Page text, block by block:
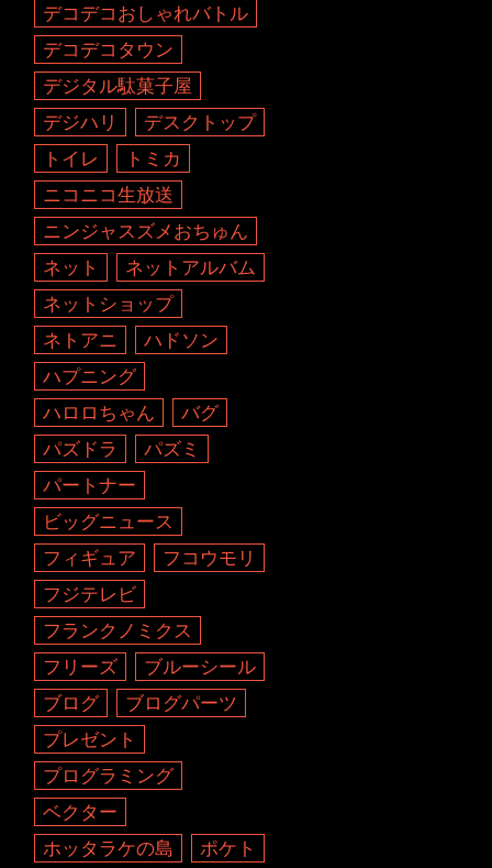
デコデコおしゃれバトル
デコデコタウン
デジタル駄菓子屋
デジハリ
デスクトップ
トイレ
トミカ
ニコニコ生放送
ニンジャスズメおちゅん
ネット
ネットアルバム
ネットショップ
ネトアニ
ハドソン
ハプニング
ハロロちゃん
バグ
パズドラ
パズミ
パートナー
ビッグニュース
フィギュア
フコウモリ
フジテレビ
フランクノミクス
フリーズ
ブルーシール
ブログ
ブログパーツ
プレゼント
プログラミング
ベクター
ホッタラケの島
ポケト